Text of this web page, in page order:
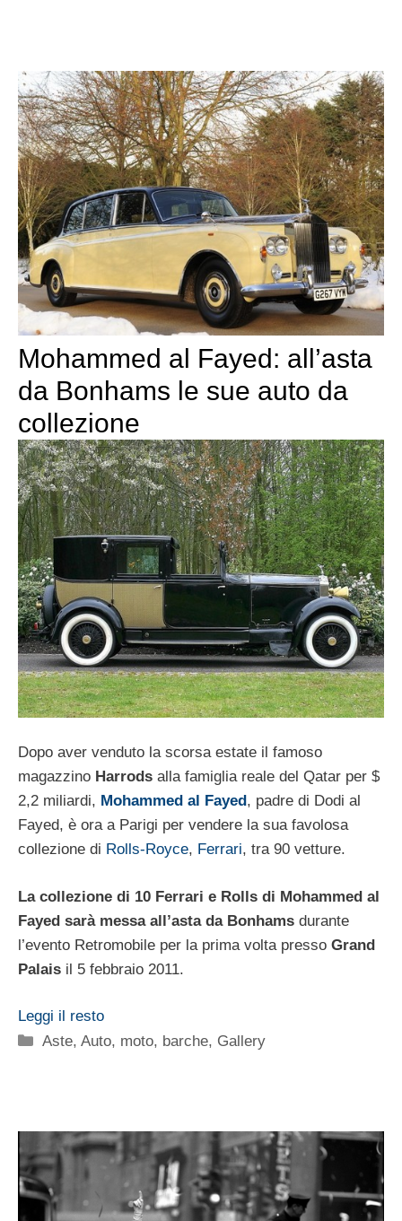
Mohammed al Fayed: all’asta
da Bonhams le sue auto da
collezione
Dopo aver venduto la scorsa estate il famoso
magazzino Harrods alla famiglia reale del Qatar per $
2,2 miliardi, Mohammed al Fayed, padre di Dodi al
Fayed, è ora a Parigi per vendere la sua favolosa
collezione di Rolls-Royce, Ferrari, tra 90 vetture.
La collezione di 10 Ferrari e Rolls di Mohammed al
Fayed sarà messa all’asta da Bonhams durante
l’evento Retromobile per la prima volta presso Grand
Palais il 5 febbraio 2011.
Leggi il resto
Categorie
Aste,Auto, moto, barche, Gallery